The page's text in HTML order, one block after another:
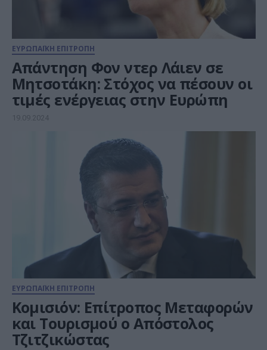
ΕΥΡΩΠΑΪΚΗ ΕΠΙΤΡΟΠΗ
Απάντηση Φον ντερ Λάιεν σε
Μητσοτάκη: Στόχος να πέσουν οι
τιμές ενέργειας στην Ευρώπη
19.09.2024
ΕΥΡΩΠΑΪΚΗ ΕΠΙΤΡΟΠΗ
Κομισιόν: Επίτροπος Μεταφορών
και Τουρισμού ο Απόστολος
Τζιτζικώστας